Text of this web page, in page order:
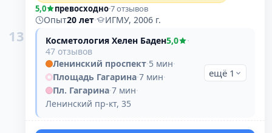
13
5,0
превосходно·7 отзывов
Опыт20 лет·
ИГМУ, 2006 г.
Косметология Хелен Баден5,0
·
47 отзывов
Ленинский проспект·5 мин·
Площадь Гагарина·7 мин·
Пл. Гагарина·7 мин·
Ленинский пр-кт, 35
ещё 1